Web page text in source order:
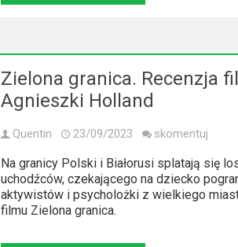
Zielona granica. Recenzja
Agnieszki Holland
Quentin 23/09/2023 skomentuj
Na granicy Polski i Białorusi splatają się
uchodźców, czekającego na dziecko
aktywistów i psycholożki z wielkiego
filmu Zielona granica.